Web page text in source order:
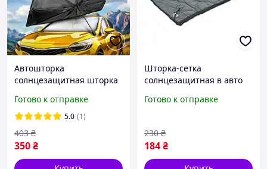
Автошторка
солнцезащитная шторка
Gearo 1.40-0.79м (GE1004)
Готово к отправке
5.0 (1)
350₴
403 ₴
Шторка-сетка
солнцезащитная в авто
YT41144, 50*70см, шнур
полипропилен, черный
buzyna
Готово к отправке
184₴
230 ₴